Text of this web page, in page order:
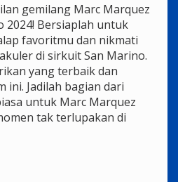
gemilang Marc Marquez
2024! Bersiaplah untuk
favoritmu dan nikmati
di sirkuit San Marino.
yang terbaik dan
ini. Jadilah bagian dari
untuk Marc Marquez
tak terlupakan di